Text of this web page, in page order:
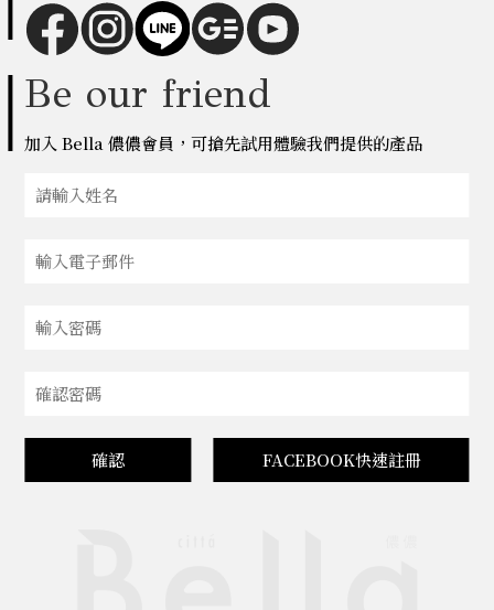
Be our friend
加入 Bella 儂儂會員，可搶先試用體驗我們提供的產品
確認 FACEBOOK快速註冊